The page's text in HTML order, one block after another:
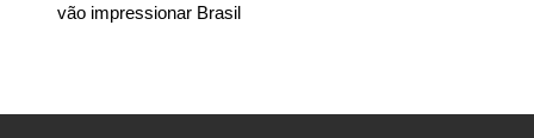
vão impressionar Brasil